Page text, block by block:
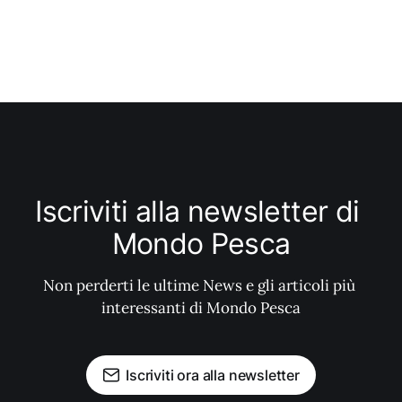
Iscriviti alla newsletter di
Mondo Pesca
Non perderti le ultime News e gli articoli più
interessanti di Mondo Pesca
Iscriviti ora alla newsletter